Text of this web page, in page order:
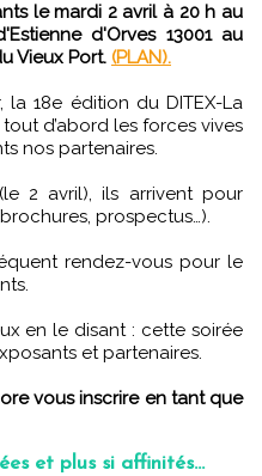
d'Orves 13001 au
Vieux Port. (PLAN).
18e édition du DITEX-La
d’abord les forces vives
nos partenaires.
2 avril), ils arrivent pour
prospectus…).
rendez-vous pour le
en le disant : cette soirée
et partenaires.
vous inscrire en tant que
et plus si affinités…